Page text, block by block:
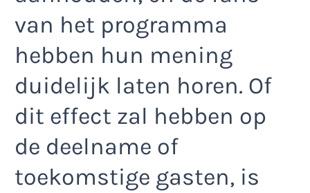
van het programma
hebben hun mening
duidelijk laten horen. Of
dit effect zal hebben op
de deelname of
toekomstige gasten, is